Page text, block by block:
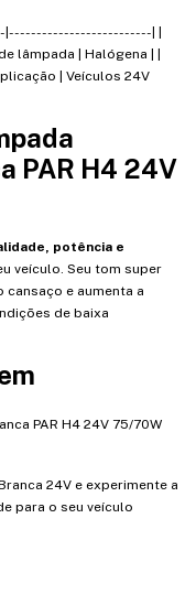
|--------------------------| |
lâmpada | Halógena | |
| Veículos 24V
PAR H4 24V
potência e
veículo. Seu tom super
e aumenta a
de baixa
PAR H4 24V 75/70W
24V e experimente a
para o seu veículo